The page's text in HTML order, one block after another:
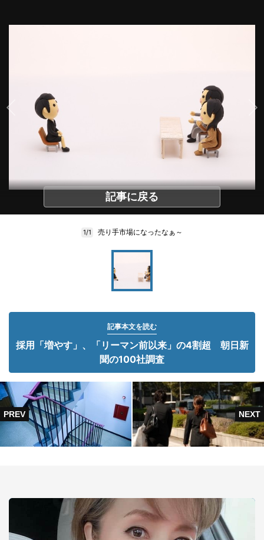
記事に戻る
1/1 売り手市場になったなぁ～
記事本文を読む
採用「増やす」、「リーマン前以来」の4割超 朝日新
聞の100社調査